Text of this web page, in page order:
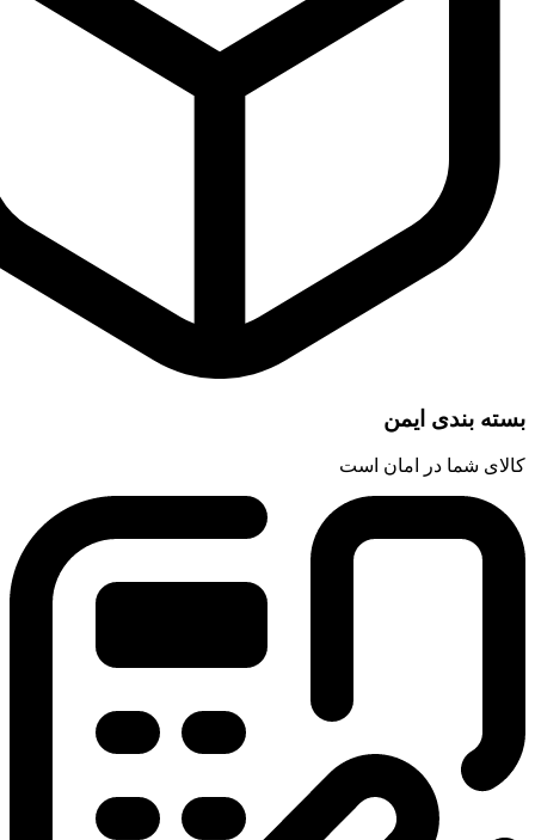
ایمن
در امان است